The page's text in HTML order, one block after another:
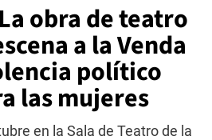
obra de teatro
a la Venda
político
las mujeres
en la Sala de Teatro de la